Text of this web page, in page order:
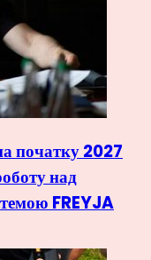
початку 2027
над
FREYJA